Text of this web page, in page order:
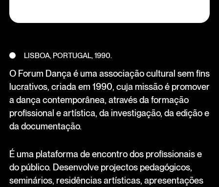
LISBOA, PORTUGAL, 1990.
O Forum Dança é uma associação cultural sem fins
lucrativos, criada em 1990, cuja missão é promover
a dança contemporânea, através da formação
profissional e artística, da investigação, da edição e
da documentação.
É uma plataforma de encontro dos profissionais e
do público. Desenvolve projectos pedagógicos,
seminários, residências artísticas, apresentações